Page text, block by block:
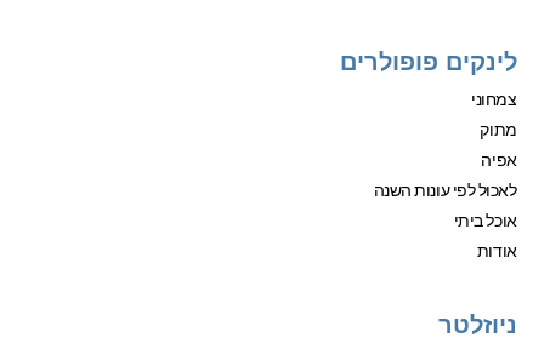
לינקים פופולרים
צמחוני
מתוק
אפיה
לאכול לפי עונות השנה
אוכל ביתי
אודות
ניוזלטר